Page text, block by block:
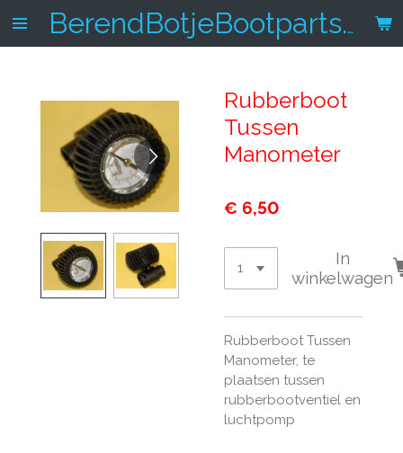
Ga
BerendBotjeBootparts.nl
Rubberboot
Tussen
Manometer
€ 6,50
In
winkelwagen
Rubberboot Tussen
Manometer, te
plaatsen tussen
rubberbootventiel en
luchtpomp